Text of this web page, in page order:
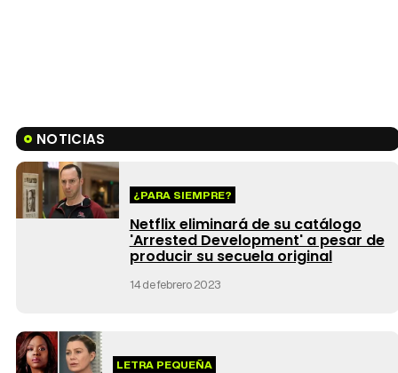
NOTICIAS
¿PARA SIEMPRE?
Netflix eliminará de su catálogo
'Arrested Development' a pesar de
producir su secuela original
14 de febrero 2023
LETRA PEQUEÑA